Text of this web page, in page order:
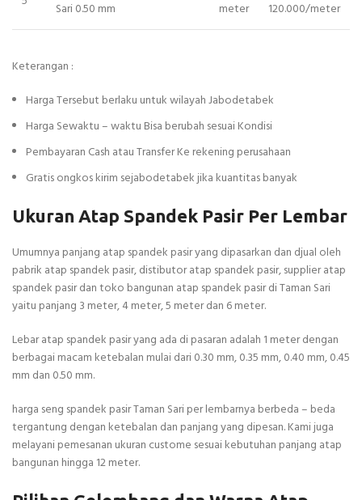
Sari 0.50 mm
meter
120.000/meter
Keterangan :
Harga Tersebut berlaku untuk wilayah Jabodetabek
Harga Sewaktu – waktu Bisa berubah sesuai Kondisi
Pembayaran Cash atau Transfer Ke rekening perusahaan
Gratis ongkos kirim sejabodetabek jika kuantitas banyak
Ukuran Atap Spandek Pasir Per Lembar
Umumnya panjang atap spandek pasir yang dipasarkan dan djual oleh
pabrik atap spandek pasir, distibutor atap spandek pasir, supplier atap
spandek pasir dan toko bangunan atap spandek pasir di Taman Sari
yaitu panjang 3 meter, 4 meter, 5 meter dan 6 meter.
Lebar atap spandek pasir yang ada di pasaran adalah 1 meter dengan
berbagai macam ketebalan mulai dari 0.30 mm, 0.35 mm, 0.40 mm, 0.45
mm dan 0.50 mm.
harga seng spandek pasir Taman Sari per lembarnya berbeda – beda
tergantung dengan ketebalan dan panjang yang dipesan. Kami juga
melayani pemesanan ukuran custome sesuai kebutuhan panjang atap
bangunan hingga 12 meter.